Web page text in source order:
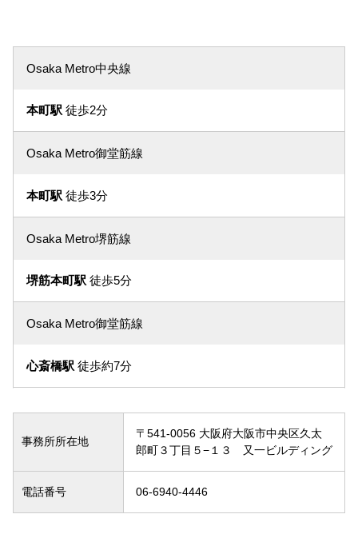
Osaka Metro中央線
本町駅 徒歩2分
Osaka Metro御堂筋線
本町駅 徒歩3分
Osaka Metro堺筋線
堺筋本町駅 徒歩5分
Osaka Metro御堂筋線
心斎橋駅 徒歩約7分
事務所所在地
〒541-0056 大阪府大阪市中央区久太
郎町３丁目５−１３ 又一ビルディング
電話番号 06-6940-4446